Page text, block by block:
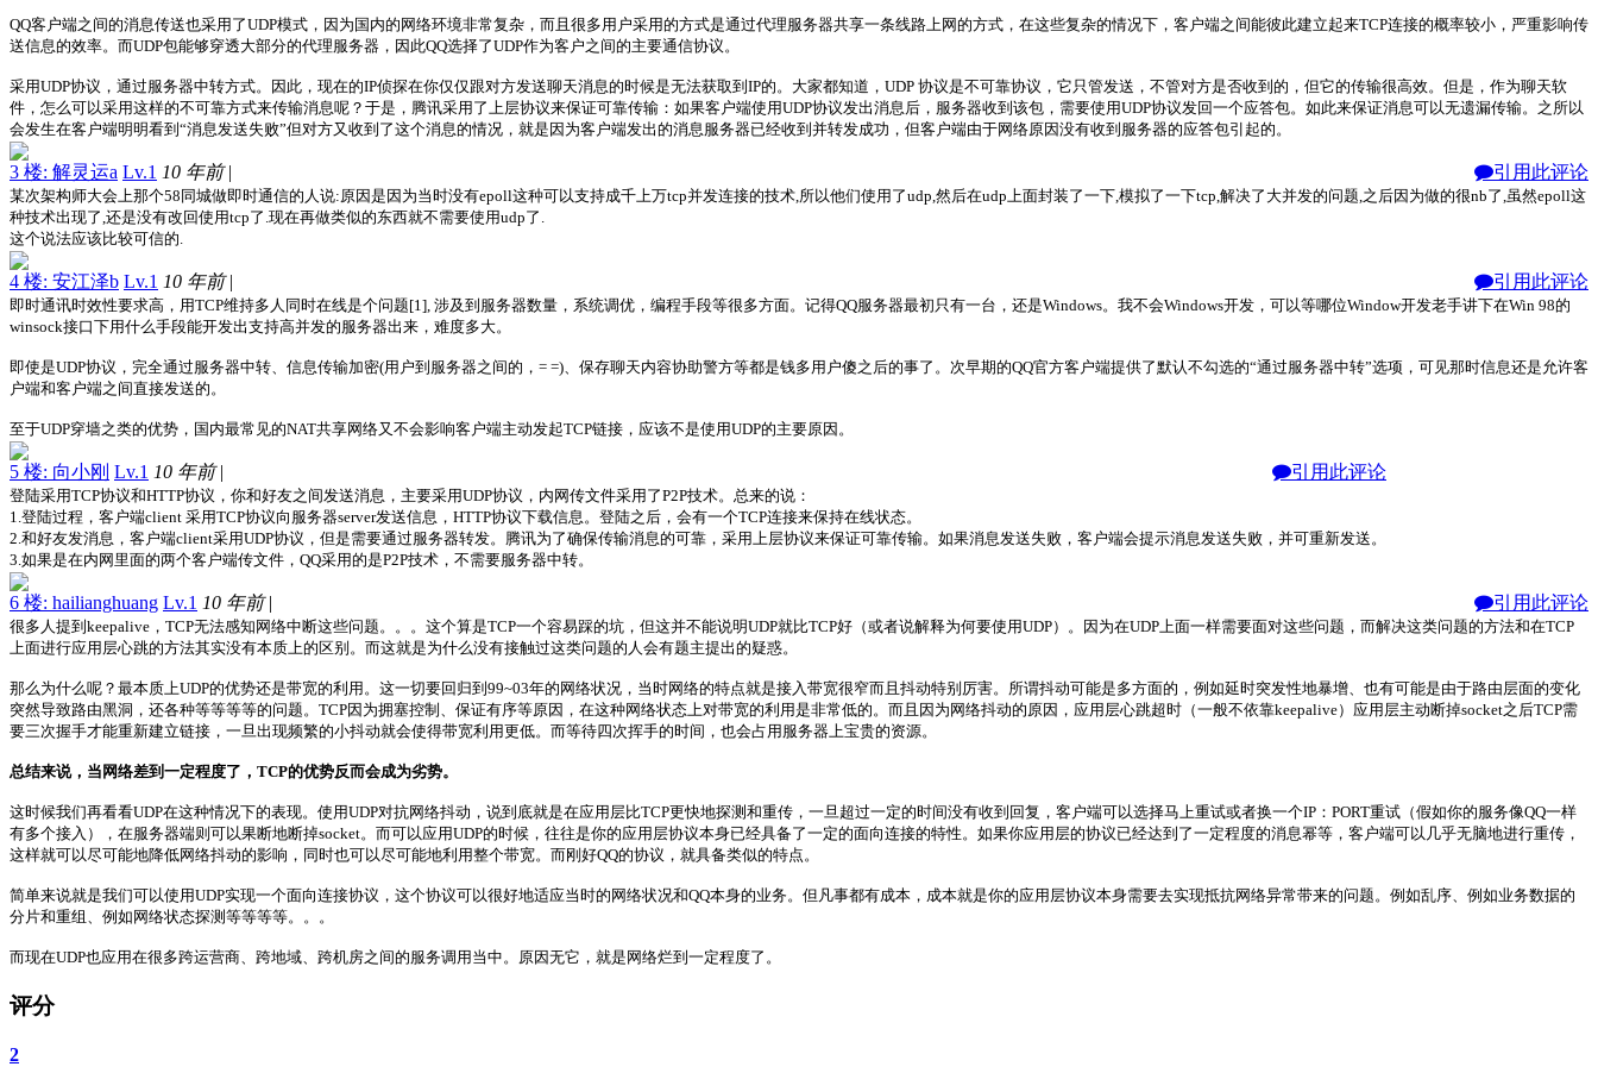
QQ客户端之间的消息传送也采用了UDP模式，因为国内的网络环境非常复杂，而且很多用户采用的方式是通过代理服务器共享一条线路上网的方式，在这些复杂的情况下，客户端之间能彼此建立起来TCP连接的概率较小，严重影响传
送信息的效率。而UDP包能够穿透大部分的代理服务器，因此QQ选择了UDP作为客户之间的主要通信协议。
采用UDP协议，通过服务器中转方式。因此，现在的IP侦探在你仅仅跟对方发送聊天消息的时候是无法获取到IP的。大家都知道，UDP 协议是不可靠协议，它只管发送，不管对方是否收到的，但它的传输很高效。但是，作为聊天软
件，怎么可以采用这样的不可靠方式来传输消息呢？于是，腾讯采用了上层协议来保证可靠传输：如果客户端使用UDP协议发出消息后，服务器收到该包，需要使用UDP协议发回一个应答包。如此来保证消息可以无遗漏传输。之所以
会发生在客户端明明看到“消息发送失败”但对方又收到了这个消息的情况，就是因为客户端发出的消息服务器已经收到并转发成功，但客户端由于网络原因没有收到服务器的应答包引起的。
引用此评论
3 楼: 解灵运a Lv.1 10 年前 |
某次架构师大会上那个58同城做即时通信的人说:原因是因为当时没有epoll这种可以支持成千上万tcp并发连接的技术,所以他们使用了udp,然后在udp上面封装了一下,模拟了一下tcp,解决了大并发的问题,之后因为做的很nb了,虽然epoll这
种技术出现了,还是没有改回使用tcp了.现在再做类似的东西就不需要使用udp了.
这个说法应该比较可信的.
引用此评论
4 楼: 安江泽b Lv.1 10 年前 |
即时通讯时效性要求高，用TCP维持多人同时在线是个问题[1], 涉及到服务器数量，系统调优，编程手段等很多方面。记得QQ服务器最初只有一台，还是Windows。我不会Windows开发，可以等哪位Window开发老手讲下在Win 98的
winsock接口下用什么手段能开发出支持高并发的服务器出来，难度多大。
即使是UDP协议，完全通过服务器中转、信息传输加密(用户到服务器之间的，= =)、保存聊天内容协助警方等都是钱多用户傻之后的事了。次早期的QQ官方客户端提供了默认不勾选的“通过服务器中转”选项，可见那时信息还是允许客
户端和客户端之间直接发送的。
至于UDP穿墙之类的优势，国内最常见的NAT共享网络又不会影响客户端主动发起TCP链接，应该不是使用UDP的主要原因。
引用此评论
5 楼: 向小刚 Lv.1 10 年前 |
登陆采用TCP协议和HTTP协议，你和好友之间发送消息，主要采用UDP协议，内网传文件采用了P2P技术。总来的说：
1.登陆过程，客户端client 采用TCP协议向服务器server发送信息，HTTP协议下载信息。登陆之后，会有一个TCP连接来保持在线状态。
2.和好友发消息，客户端client采用UDP协议，但是需要通过服务器转发。腾讯为了确保传输消息的可靠，采用上层协议来保证可靠传输。如果消息发送失败，客户端会提示消息发送失败，并可重新发送。
3.如果是在内网里面的两个客户端传文件，QQ采用的是P2P技术，不需要服务器中转。
引用此评论
6 楼: hailianghuang Lv.1 10 年前 |
很多人提到keepalive，TCP无法感知网络中断这些问题。。。这个算是TCP一个容易踩的坑，但这并不能说明UDP就比TCP好（或者说解释为何要使用UDP）。因为在UDP上面一样需要面对这些问题，而解决这类问题的方法和在TCP
上面进行应用层心跳的方法其实没有本质上的区别。而这就是为什么没有接触过这类问题的人会有题主提出的疑惑。
那么为什么呢？最本质上UDP的优势还是带宽的利用。这一切要回归到99~03年的网络状况，当时网络的特点就是接入带宽很窄而且抖动特别厉害。所谓抖动可能是多方面的，例如延时突发性地暴增、也有可能是由于路由层面的变化
突然导致路由黑洞，还各种等等等等的问题。TCP因为拥塞控制、保证有序等原因，在这种网络状态上对带宽的利用是非常低的。而且因为网络抖动的原因，应用层心跳超时（一般不依靠keepalive）应用层主动断掉socket之后TCP需
要三次握手才能重新建立链接，一旦出现频繁的小抖动就会使得带宽利用更低。而等待四次挥手的时间，也会占用服务器上宝贵的资源。
总结来说，当网络差到一定程度了，TCP的优势反而会成为劣势。
这时候我们再看看UDP在这种情况下的表现。使用UDP对抗网络抖动，说到底就是在应用层比TCP更快地探测和重传，一旦超过一定的时间没有收到回复，客户端可以选择马上重试或者换一个IP：PORT重试（假如你的服务像QQ一样
有多个接入），在服务器端则可以果断地断掉socket。而可以应用UDP的时候，往往是你的应用层协议本身已经具备了一定的面向连接的特性。如果你应用层的协议已经达到了一定程度的消息幂等，客户端可以几乎无脑地进行重传，
这样就可以尽可能地降低网络抖动的影响，同时也可以尽可能地利用整个带宽。而刚好QQ的协议，就具备类似的特点。
简单来说就是我们可以使用UDP实现一个面向连接协议，这个协议可以很好地适应当时的网络状况和QQ本身的业务。但凡事都有成本，成本就是你的应用层协议本身需要去实现抵抗网络异常带来的问题。例如乱序、例如业务数据的
分片和重组、例如网络状态探测等等等等。。。
而现在UDP也应用在很多跨运营商、跨地域、跨机房之间的服务调用当中。原因无它，就是网络烂到一定程度了。
评分
2